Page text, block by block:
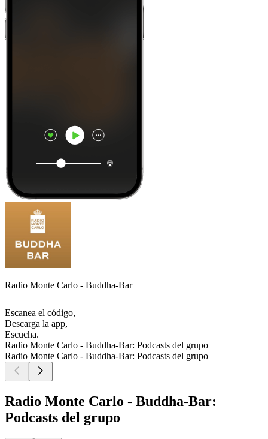
Radio Monte Carlo - Buddha-Bar
Escanea el código,
Descarga la app,
Escucha.
Radio Monte Carlo - Buddha-Bar: Podcasts del grupo
Radio Monte Carlo - Buddha-Bar: Podcasts del grupo
Radio Monte Carlo - Buddha-Bar:
Podcasts del grupo